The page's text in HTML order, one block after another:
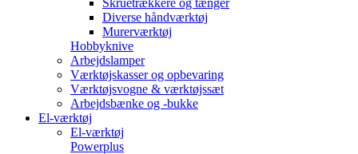
Skruetrækkere og tænger
Diverse håndværktøj
Murerværktøj
Hobbyknive
Arbejdslamper
Værktøjskasser og opbevaring
Værktøjsvogne & værktøjssæt
Arbejdsbænke og -bukke
El-værktøj
El-værktøj
Powerplus